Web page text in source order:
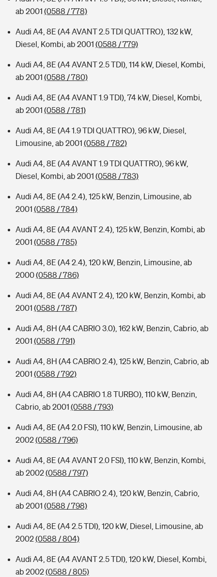
ab 2001 (0588 / 778)
Audi A4, 8E (A4 AVANT 2.5 TDI QUATTRO), 132 kW,
Diesel, Kombi, ab 2001 (0588 / 779)
Audi A4, 8E (A4 AVANT 2.5 TDI), 114 kW, Diesel, Kombi,
ab 2001 (0588 / 780)
Audi A4, 8E (A4 AVANT 1.9 TDI), 74 kW, Diesel, Kombi,
ab 2001 (0588 / 781)
Audi A4, 8E (A4 1.9 TDI QUATTRO), 96 kW, Diesel,
Limousine, ab 2001 (0588 / 782)
Audi A4, 8E (A4 AVANT 1.9 TDI QUATTRO), 96 kW,
Diesel, Kombi, ab 2001 (0588 / 783)
Audi A4, 8E (A4 2.4), 125 kW, Benzin, Limousine, ab
2001 (0588 / 784)
Audi A4, 8E (A4 AVANT 2.4), 125 kW, Benzin, Kombi, ab
2001 (0588 / 785)
Audi A4, 8E (A4 2.4), 120 kW, Benzin, Limousine, ab
2000(0588 / 786)
Audi A4, 8E (A4 AVANT 2.4), 120 kW, Benzin, Kombi, ab
2001 (0588 / 787)
Audi A4, 8H (A4 CABRIO 3.0), 162 kW, Benzin, Cabrio, ab
2001 (0588 / 791)
Audi A4, 8H (A4 CABRIO 2.4), 125 kW, Benzin, Cabrio, ab
2001 (0588 / 792)
Audi A4, 8H (A4 CABRIO 1.8 TURBO), 110 kW, Benzin,
Cabrio, ab 2001 (0588 / 793)
Audi A4, 8E (A4 2.0 FSI), 110 kW, Benzin, Limousine, ab
2002(0588 / 796)
Audi A4, 8E (A4 AVANT 2.0 FSI), 110 kW, Benzin, Kombi,
ab 2002(0588 / 797)
Audi A4, 8H (A4 CABRIO 2.4), 120 kW, Benzin, Cabrio,
ab 2001 (0588 / 798)
Audi A4, 8E (A4 2.5 TDI), 120 kW, Diesel, Limousine, ab
2002(0588 / 804)
Audi A4, 8E (A4 AVANT 2.5 TDI), 120 kW, Diesel, Kombi,
ab 2002(0588 / 805)